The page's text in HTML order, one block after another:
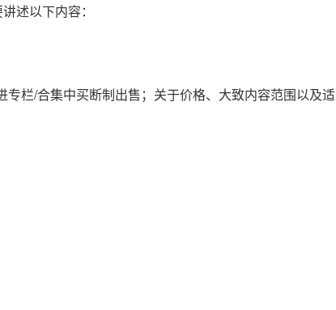
述以下内容：
专栏/合集中买断制出售；关于价格、大致内容范围以及适